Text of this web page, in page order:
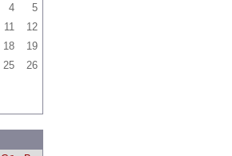
4
5
11
12
18
19
25
26